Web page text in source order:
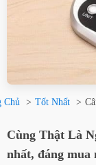
Chủ Tốt Nhất
Cùng Thật Là
nhất, đáng mua